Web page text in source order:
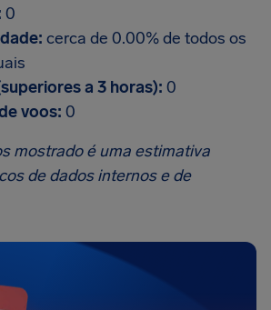
0
cerca de 0.00% de todos os
a 3 horas): 0
voos: 0
mostrado é uma estimativa
de dados internos e de